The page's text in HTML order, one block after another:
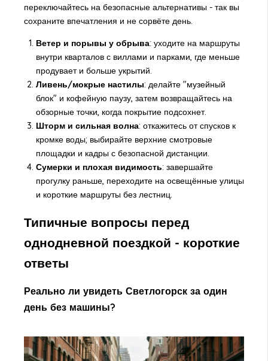
переключайтесь на безопасные альтернативы - так вы
сохраните впечатления и не сорвёте день.
Ветер и порывы у обрыва: уходите на маршруты
внутри кварталов с виллами и парками, где меньше
продувает и больше укрытий.
Ливень/мокрые настилы: делайте "музейный
блок" и кофейную паузу, затем возвращайтесь на
обзорные точки, когда покрытие подсохнет.
Шторм и сильная волна: откажитесь от спусков к
кромке воды; выбирайте верхние смотровые
площадки и кадры с безопасной дистанции.
Сумерки и плохая видимость: завершайте
прогулку раньше, переходите на освещённые улицы
и короткие маршруты без лестниц.
Типичные вопросы перед
однодневной поездкой - короткие
ответы
Реально ли увидеть Светлогорск за один
день без машины?